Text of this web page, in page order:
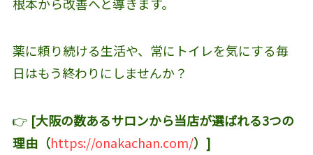
薬に頼り続ける生活や、常にトイレを気にする毎
日はもう終わりにしませんか？
👉 [大阪の数あるサロンから当店が選ばれる3つの
理由（https://onakachan.com/）]